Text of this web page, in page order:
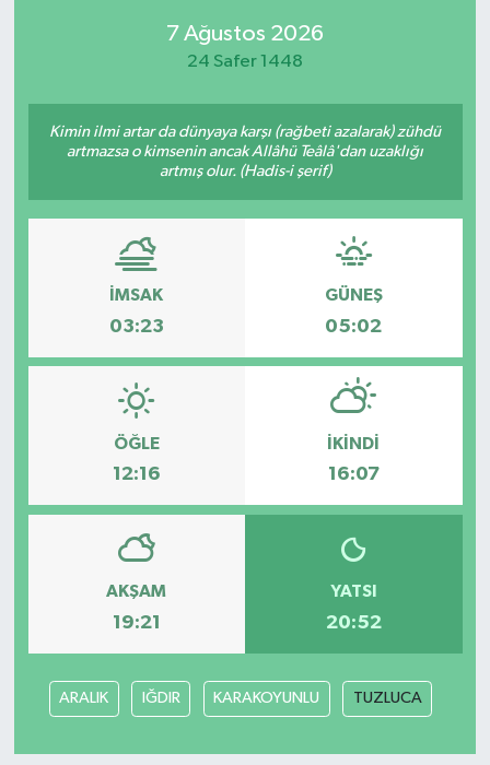
7 Ağustos 2026
24 Safer 1448
Kimin ilmi artar da dünyaya karşı (rağbeti azalarak) zühdü
artmazsa o kimsenin ancak Allâhü Teâlâ'dan uzaklığı
artmış olur. (Hadis-i şerif)
İMSAK
03:23
GÜNEŞ
05:02
ÖĞLE
12:16
İKINDI
16:07
AKŞAM
19:21
YATSI
20:52
ARALIK IĞDIR KARAKOYUNLU TUZLUCA